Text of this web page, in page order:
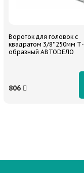
Вороток для головок с
квадратом 3/8" 250мм Т-
образный АВТОDЕЛО
806